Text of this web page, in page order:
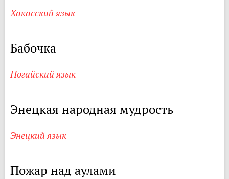
Хакасский язык
Бабочка
Ногайский язык
Энецкая народная мудрость
Энецкий язык
Пожар над аулами